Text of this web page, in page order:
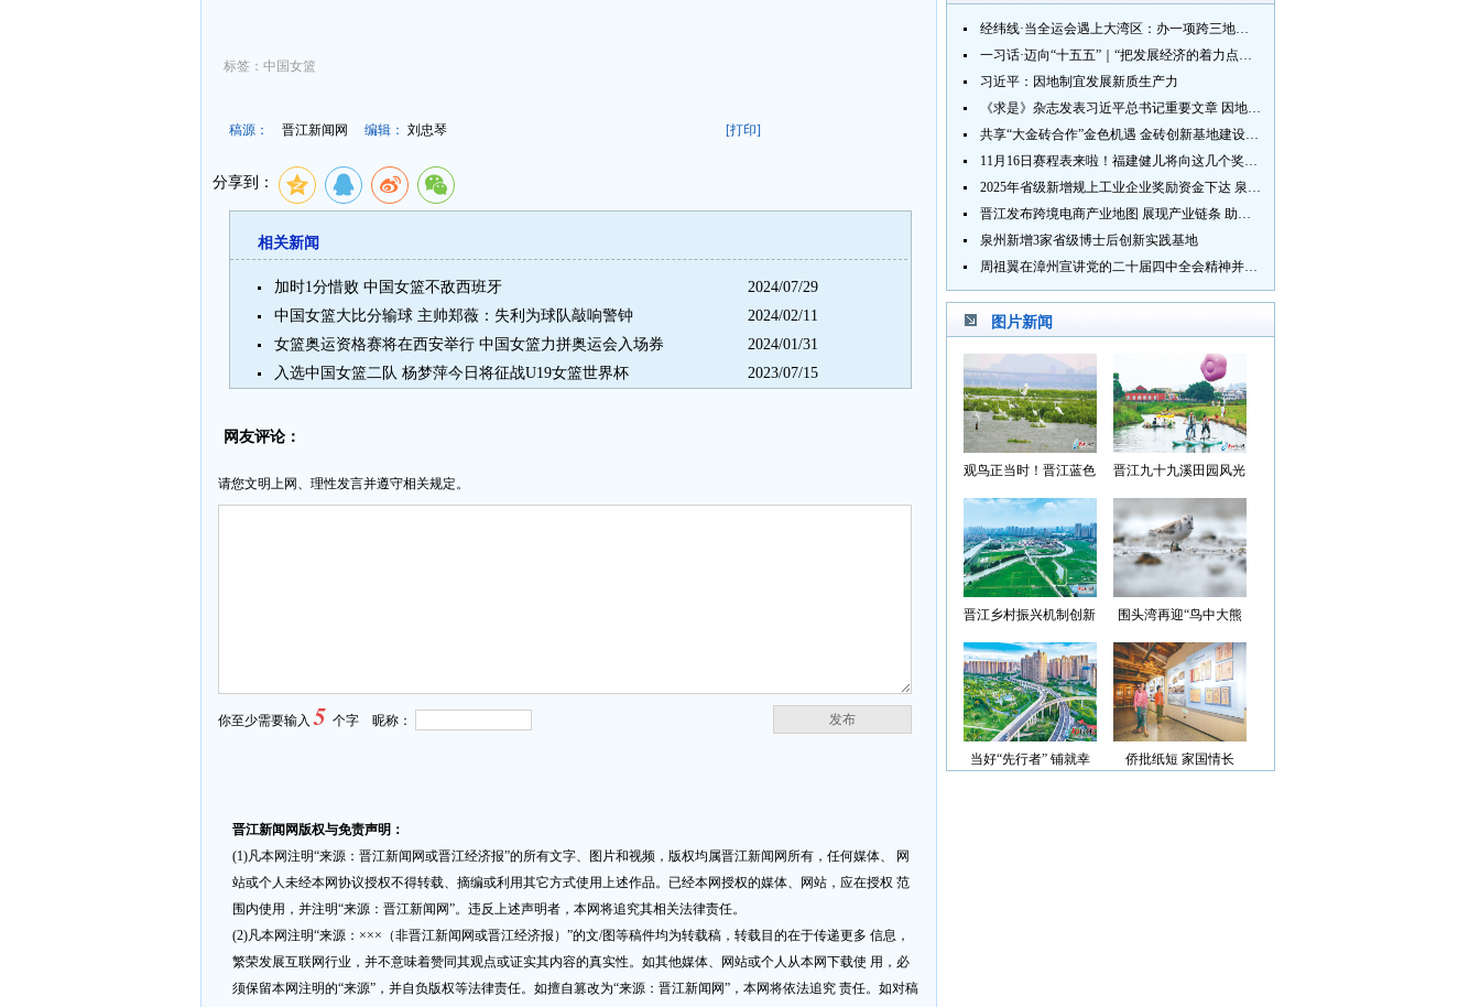
标签：中国女篮
稿源： 晋江新闻网 编辑： 刘忠琴 [打印]
分享到：
相关新闻
加时1分惜败 中国女篮不敌西班牙
2024/07/29
中国女篮大比分输球 主帅郑薇：失利为球队敲响警钟
2024/02/11
女篮奥运资格赛将在西安举行 中国女篮力拼奥运会入场券
2024/01/31
入选中国女篮二队 杨梦萍今日将征战U19女篮世界杯
2023/07/15
网友评论：
请您文明上网、理性发言并遵守相关规定。
发布
你至少需要输入5 个字 昵称：
晋江新闻网版权与免责声明：
(1)凡本网注明“来源：晋江新闻网或晋江经济报”的所有文字、图片和视频，版权均属晋江新闻网所有，任何媒体、 网
站或个人未经本网协议授权不得转载、摘编或利用其它方式使用上述作品。已经本网授权的媒体、网站，应在授权 范
围内使用，并注明“来源：晋江新闻网”。违反上述声明者，本网将追究其相关法律责任。
(2)凡本网注明“来源：×××（非晋江新闻网或晋江经济报）”的文/图等稿件均为转载稿，转载目的在于传递更多 信息，
繁荣发展互联网行业，并不意味着赞同其观点或证实其内容的真实性。如其他媒体、网站或个人从本网下载使 用，必
须保留本网注明的“来源”，并自负版权等法律责任。如擅自篡改为“来源：晋江新闻网”，本网将依法追究 责任。如对稿
经纬线·当全运会遇上大湾区：办一项跨三地的赛事有多硬核？
一习话·迈向“十五五”｜“把发展经济的着力点放在实体经济上”
习近平：因地制宜发展新质生产力
《求是》杂志发表习近平总书记重要文章 因地制宜发展新质生产力
共享“大金砖合作”金色机遇 金砖创新基地建设成效显著
11月16日赛程表来啦！福建健儿将向这几个奖牌发起冲击→
2025年省级新增规上工业企业奖励资金下达 泉州市获补资金居全省首位
晋江发布跨境电商产业地图 展现产业链条 助力“晋品出海”
泉州新增3家省级博士后创新实践基地
周祖翼在漳州宣讲党的二十届四中全会精神并调研
图片新闻
观鸟正当时！晋江蓝色
晋江九十九溪田园风光
光”首批认定名单
晋江乡村振兴机制创新
围头湾再迎“鸟中大熊
当好“先行者” 铺就幸
侨批纸短 家国情长